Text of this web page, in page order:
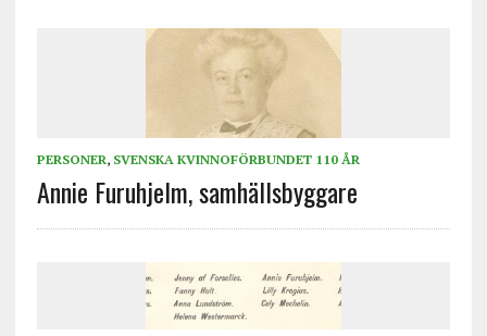
PERSONER, SVENSKA KVINNOFÖRBUNDET 110 ÅR
Annie Furuhjelm, samhällsbyggare